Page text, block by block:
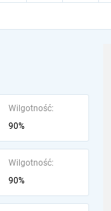
Wilgotność:
90%
Wilgotność:
90%